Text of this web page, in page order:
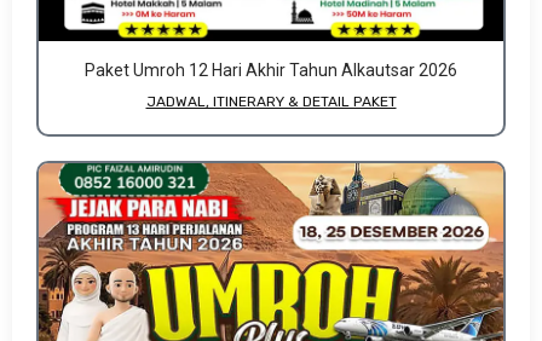
Paket Umroh 12 Hari Akhir Tahun Alkautsar 2026
JADWAL, ITINERARY & DETAIL PAKET